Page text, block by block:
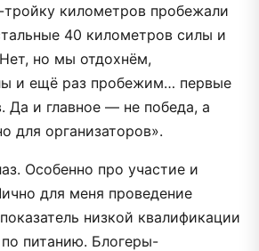
километров пробежали
40 километров силы и
но мы отдохнём,
и ещё раз пробежим… первые
Да и главное — не победа, а
для организаторов».
Особенно про участие и
для меня проведение
низкой квалификации
питанию. Блогеры-